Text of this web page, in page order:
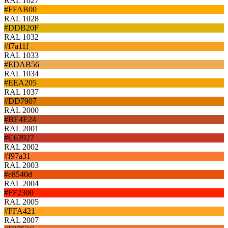
#FFAB00
RAL 1028
#DDB20F
RAL 1032
#f7a11f
RAL 1033
#EDAB56
RAL 1034
#EEA205
RAL 1037
#DD7907
RAL 2000
#BE4E24
RAL 2001
#C63927
RAL 2002
#f97a31
RAL 2003
#e8540d
RAL 2004
#FF2300
RAL 2005
#FFA421
RAL 2007